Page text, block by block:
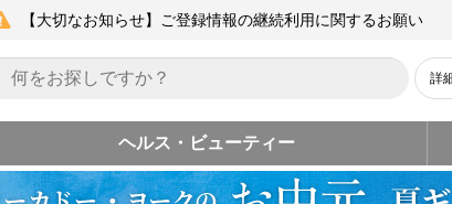
【大切なお知らせ】ご登録情報の継続利用に関するお願い
詳
ヘルス・ビューティー